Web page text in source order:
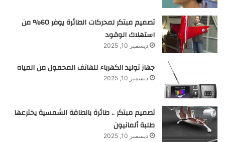
تصميم مبتكر لمحركات الطائرة يوفر 60% من
استهلاك الوقود
ديسمبر 10, 2025
جهاز توليد الكهرباء للهاتف المحمول من المياه
ديسمبر 10, 2025
تصميم مبتكر .. طائرة بالطاقة الشمسية يخترعها
طلبة ألمانيون
ديسمبر 10, 2025